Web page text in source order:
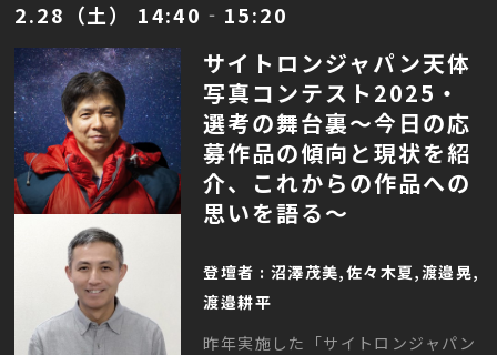
2.28（土） 14:40‐15:20
サイトロンジャパン天体
写真コンテスト2025・
選考の舞台裏〜今日の応
募作品の傾向と現状を紹
介、これからの作品への
思いを語る〜
登壇者 : 沼澤茂美,佐々木夏,渡邉晃,
渡邉耕平
昨年実施した「サイトロンジャパン